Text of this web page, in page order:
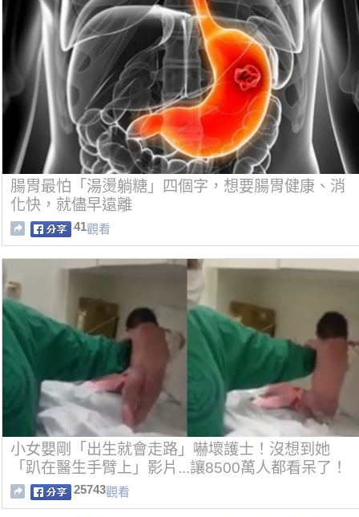
腸胃最怕「湯燙躺糖」四個字，想要腸胃健康、消
化快，就儘早遠離
41觀看
小女嬰剛「出生就會走路」嚇壞護士！沒想到她
「趴在醫生手臂上」影片...讓8500萬人都看呆了！
25743觀看